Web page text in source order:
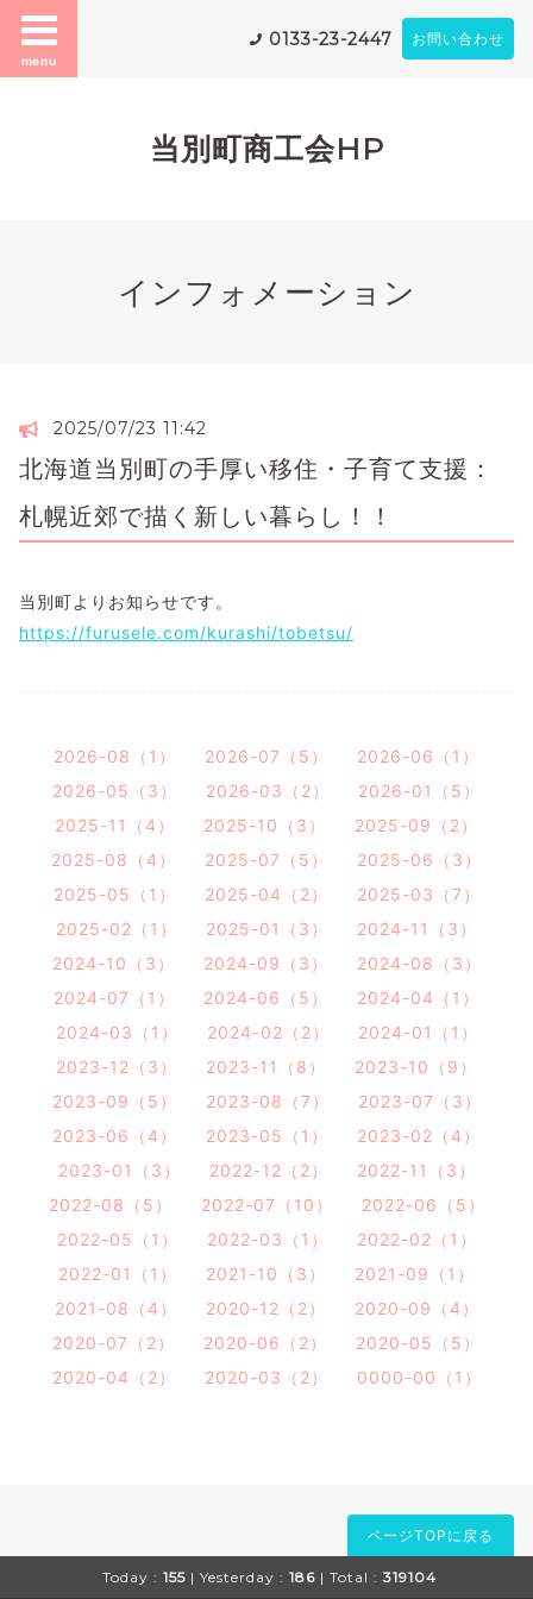
menu
0133-23-2447 お問い合わせ
当別町商工会HP
インフォメーション
2025/07/23 11:42
北海道当別町の手厚い移住・子育て支援：
札幌近郊で描く新しい暮らし！！
当別町よりお知らせです。
https://furusele.com/kurashi/tobetsu/
2026-08（1） 2026-07（5）
2026-06（1）
2026-05（3）
2026-03（2）
2026-01（5）
2025-11（4）
2025-10（3）
2025-09（2）
2025-08（4）
2025-07（5）
2025-06（3）
2025-05（1）
2025-04（2）
2025-03（7）
2025-02（1）
2025-01（3）
2024-11（3）
2024-10（3）
2024-09（3）
2024-08（3）
2024-07（1）
2024-06（5）
2024-04（1）
2024-03（1）
2024-02（2）
2024-01（1）
2023-12（3）
2023-11（8）
2023-10（9）
2023-09（5）
2023-08（7）
2023-07（3）
2023-06（4）
2023-05（1）
2023-02（4）
2023-01（3）
2022-12（2）
2022-11（3）
2022-08（5）
2022-07（10）
2022-06（5）
2022-05（1）
2022-03（1）
2022-02（1）
2022-01（1）
2021-10（3）
2021-09（1）
2021-08（4）
2020-12（2）
2020-09（4）
2020-07（2）
2020-06（2）
2020-05（5）
2020-04（2）
2020-03（2） 0000-00（1）
ページTOPに戻る
Today : 155 | Yesterday : 186 | Total : 319104